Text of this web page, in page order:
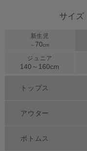
サイズ
新生児
～ 70cm
ジュニア
140～ 160cm
トップス
アウター
ボトムス